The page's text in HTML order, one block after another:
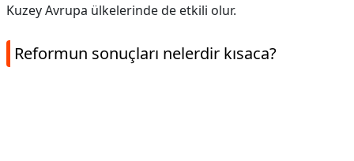
Kuzey Avrupa ülkelerinde de etkili olur.
Reformun sonuçları nelerdir kısaca?